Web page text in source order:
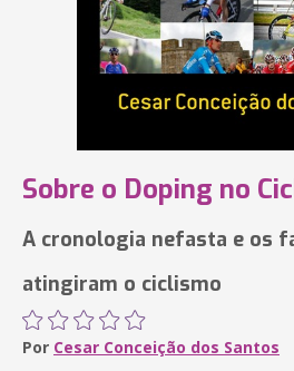
Sobre o Doping no
A cronologia nefasta e os
atingiram o ciclismo
Por Cesar Conceição dos Santos